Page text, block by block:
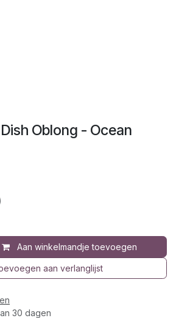
Oblong - Ocean
Aan winkelmandje toevoegen
aan verlanglijst
30 dagen